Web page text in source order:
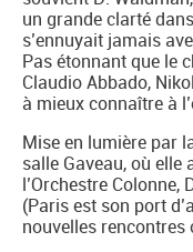
un grande clarté
s’ennuyait jamais
Pas étonnant que le
Claudio Abbado,
à mieux connaître à
Mise en lumière par
salle Gaveau, où
l’Orchestre
(Paris est son port
nouvelles